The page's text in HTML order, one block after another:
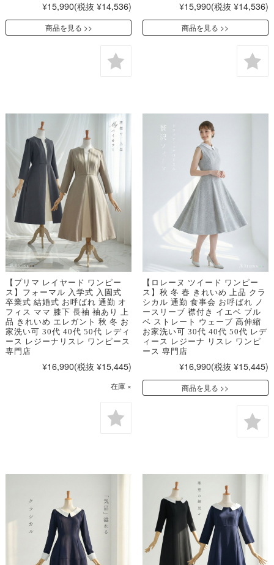
¥15,990(税抜 ¥14,536)
商品を見る
¥15,990(税抜 ¥14,536)
商品を見る
【プリマ レイヤード ワンピー
ス】フォーマル 入学式 入園式
卒業式 結婚式 お呼ばれ 通勤 オ
フィス ママ 膝下 長袖 袖あり 上
品 きれいめ エレガント 秋 冬 お
家洗い可 30代 40代 50代 レディ
ース レジーナリスレ ワンピース
専門店
¥16,990(税抜 ¥15,445)
在庫 ×
【ロレーヌ ツイード ワンピー
ス】秋 冬 春 きれいめ 上品 クラ
シカル 通勤 食事会 お呼ばれ ノ
ースリーブ 襟付き イエベ ブル
ベ ストレート ウェーブ 高伸縮
お家洗い可 30代 40代 50代 レデ
ィース レジーナ リスレ ワンピ
ース 専門店
¥16,990(税抜 ¥15,445)
商品を見る